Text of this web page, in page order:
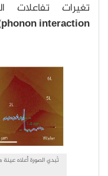
تغيرات تفاعلات
phonon interaction